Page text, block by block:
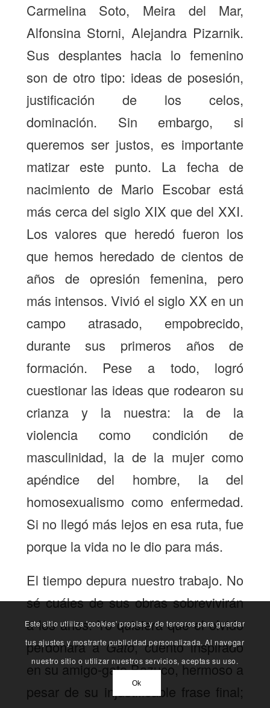
Carmelina Soto, Meira del Mar,
Alfonsina Storni, Alejandra Pizarnik.
Sus desplantes hacia lo femenino
son de otro tipo: ideas de posesión,
justificación de los celos,
dominación. Sin embargo, si
queremos ser justos, es importante
matizar este punto. La fecha de
nacimiento de Mario Escobar está
más cerca del siglo XIX que del XXI.
Los valores que heredó fueron los
que hemos heredado de cientos de
años de opresión femenina, pero
más intensos. Vivió el siglo XX en un
campo atrasado, empobrecido,
durante sus primeros años de
formación. Pese a todo, logró
cuestionar las ideas que rodearon su
crianza y la nuestra: la de la
violencia como condición de
masculinidad, la de la mujer como
apéndice del hombre, la del
homosexualismo como enfermedad.
Si no llegó más lejos en esa ruta, fue
porque la vida no le dio para más.
El tiempo depura nuestro trabajo. No
sé cuáles de sus obras sobrevivirán
a los años. Yo quisiera que el olvido
perdonara aGato, cuento inspirado
en su amigo-gato Bazuco, hermoso a
pesar de su injustificable frase final;
Este sitio utliliza 'cookies' propias y de terceros para guardar
tus ajustes y mostrarte publicidad personalizada. Al navegar
nuestro sitio o utilizar nuestros servicios, aceptas su uso.
Ok